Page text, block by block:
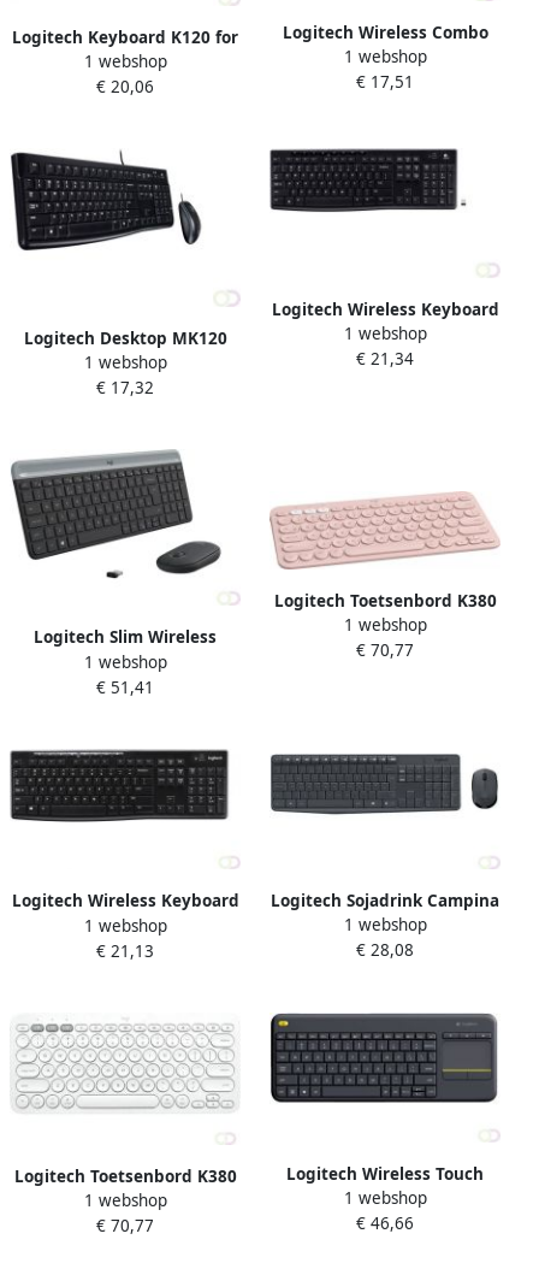
Logitech Keyboard K120 for
Business toetsenbord USB
AZERTY Belgisch Zwart (920-
1 webshop
€ 20,06
Logitech Wireless Combo
MK220 toetsenbord RF
Draadloos QWERTY Engels
1 webshop
€ 17,51
Logitech Desktop MK120
toetsenbord USB AZERTY
Belgisch Zwart (920-002534)
1 webshop
€ 17,32
Logitech Wireless Keyboard
K270 toetsenbord RF
Draadloos QWERTZ Zwitsers
1 webshop
€ 21,34
Logitech Slim Wireless
Keyboard and Mouse
Combo MK470 toetsenbord
1 webshop
€ 51,41
Logitech Toetsenbord K380
Bluetooth QWERTY rose
1 webshop
€ 70,77
Logitech Wireless Keyboard
K270 toetsenbord RF
Draadloos QWERTY Engels
1 webshop
€ 21,13
Logitech Sojadrink Campina
plantaardig pak 1 liter
1 webshop
€ 28,08
Logitech Toetsenbord K380
Bluetooth QWERTY wit
1 webshop
€ 70,77
Logitech Wireless Touch
Keyboard K400 Plus
toetsenbord RF Draadloos
1 webshop
€ 46,66